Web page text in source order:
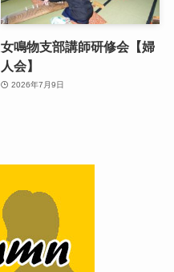
女鳴物支部講師研修会【婦
人会】
2026年7月9日